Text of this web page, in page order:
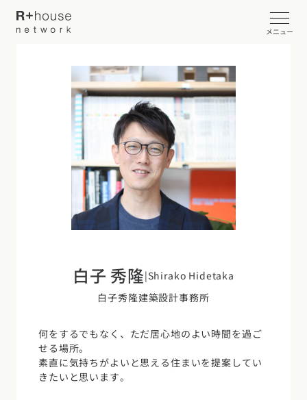
メニュー
イベント・見学会を探す
カタログ請求する
近くの工務店に相談する
R+houseについて
家づくりの流れ
選べる仕様
北海道・東北エリア
青森県岩手県宮城県秋田県山形県
関東エリア
東京都神奈川県埼玉県千葉県茨城県栃木県 群馬県
平屋
2階建て
動画で学ぶ注文住宅
白子 秀隆|Shirako Hidetaka
白子秀隆建築設計事務所
何をするでもなく、ただ居心地のよい時間を過ご
せる場所。
素直に気持ちがよいと思える住まいを提案してい
きたいと思います。